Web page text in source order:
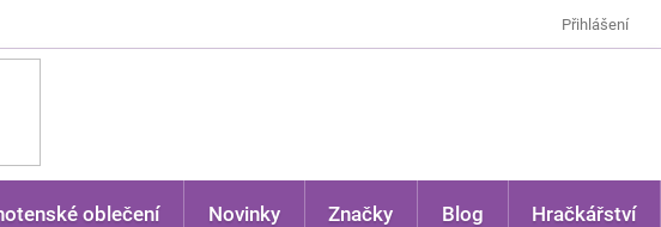
Přihlášení
oblečení Novinky Značky Blog Hračkářství